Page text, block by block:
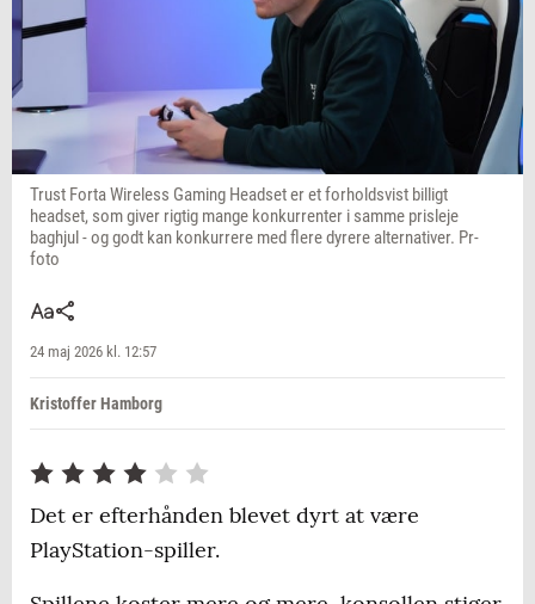
Trust Forta Wireless Gaming Headset er et forholdsvist billigt
headset, som giver rigtig mange konkurrenter i samme prisleje
baghjul - og godt kan konkurrere med flere dyrere alternativer. Pr-
foto
24 maj 2026 kl. 12:57
Kristoffer Hamborg
Det er efterhånden blevet dyrt at være
PlayStation-spiller.